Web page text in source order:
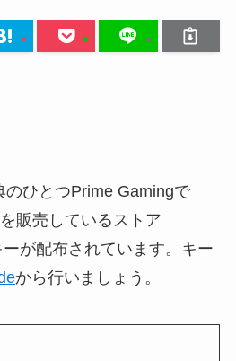
ひとつPrime Gamingで
販売しているストア
ーが配布されています。キー
から行いましょう。